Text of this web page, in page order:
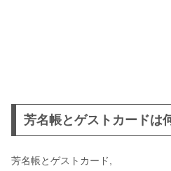
芳名帳とゲストカードは
芳名帳とゲストカード,